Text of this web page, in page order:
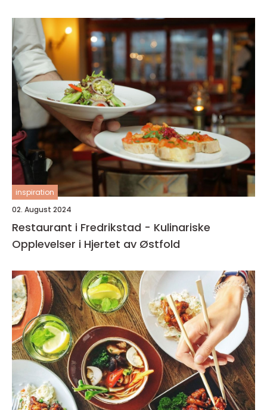
inspiration
02. August 2024
Restaurant i Fredrikstad - Kulinariske
Opplevelser i Hjertet av Østfold